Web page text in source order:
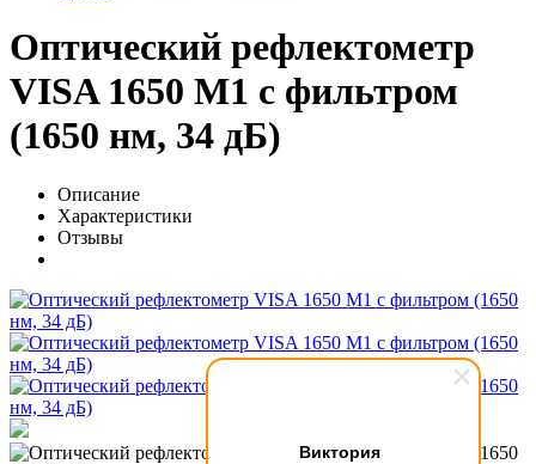
Виктория
Оптический рефлектометр
VISA 1650 M1 с фильтром
(1650 нм, 34 дБ)
Описание
Характеристики
Отзывы